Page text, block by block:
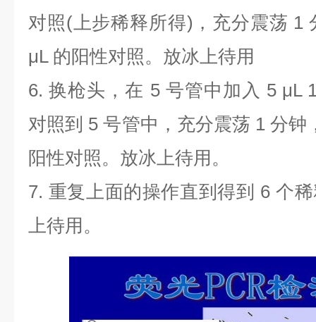
对照(上步稀释所得) ，充分震荡 1
μL 的阳性对照。放冰上待用
6.换枪头，在 5 号管中加入 5 μL
对照到 5号管中，充分震荡 1分钟
阳性对照。放冰上待用。
7. 重复上面的操作直到得到 6 个
上待用。